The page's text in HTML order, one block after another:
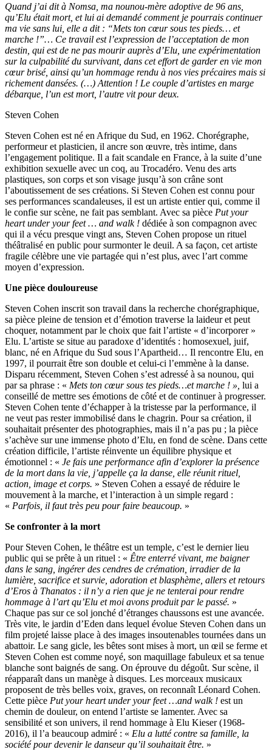
Quand j’ai dit à Nomsa, ma nounou-mère adoptive de 96 ans,
qu’Elu était mort, et lui ai demandé comment je pourrais continuer
ma vie sans lui, elle a dit : “Mets ton cœur sous tes pieds… et
marche !”… Ce travail est l’expression de l’acceptation de mon
destin, qui est de ne pas mourir auprès d’Elu, une expérimentation
sur la culpabilité du survivant, dans cet effort de garder en vie mon
cœur brisé, ainsi qu’un hommage rendu à nos vies précaires mais si
richement dansées. (…) Attention ! Le couple d’artistes en marge
débarque, l’un est mort, l’autre vit pour deux.
Steven Cohen
Steven Cohen est né en Afrique du Sud, en 1962. Chorégraphe,
performeur et plasticien, il ancre son œuvre, très intime, dans
l’engagement politique. Il a fait scandale en France, à la suite d’une
exhibition sexuelle avec un coq, au Trocadéro. Venu des arts
plastiques, son corps et son visage jusqu’à son crâne sont
l’aboutissement de ses créations. Si Steven Cohen est connu pour
ses performances scandaleuses, il est un artiste entier qui, comme il
le confie sur scène, ne fait pas semblant. Avec sa pièce Put your
heart under your feet … and walk ! dédiée à son compagnon avec
qui il a vécu presque vingt ans, Steven Cohen propose un rituel
théâtralisé en public pour surmonter le deuil. A sa façon, cet artiste
fragile célèbre une vie partagée qui n’est plus, avec l’art comme
moyen d’expression.
Une pièce douloureuse
Steven Cohen inscrit son travail dans la recherche chorégraphique,
sa pièce pleine de tension et d’émotion traverse la laideur et peut
choquer, notamment par le choix que fait l’artiste « d’incorporer »
Elu. L’artiste se situe au paradoxe d’identités : homosexuel, juif,
blanc, né en Afrique du Sud sous l’Apartheid… Il rencontre Elu, en
1997, il pourrait être son double et celui-ci l’emmène à la danse.
Disparu récemment, Steven Cohen s’est adressé à sa nounou, qui
par sa phrase : « Mets ton cœur sous tes pieds…et marche ! », lui a
conseillé de mettre ses émotions de côté et de continuer à progresser.
Steven Cohen tente d’échapper à la tristesse par la performance, il
ne veut pas rester immobilisé dans le chagrin. Pour sa création, il
souhaitait présenter des photographies, mais il n’a pas pu ; la pièce
s’achève sur une immense photo d’Elu, en fond de scène. Dans cette
création difficile, l’artiste réinvente un équilibre physique et
émotionnel : « Je fais une performance afin d’explorer la présence
de la mort dans la vie, j’appelle ça la danse, elle réunit rituel,
action, image et corps. » Steven Cohen a essayé de réduire le
mouvement à la marche, et l’interaction à un simple regard :
« Parfois, il faut très peu pour faire beaucoup. »
Se confronter à la mort
Pour Steven Cohen, le théâtre est un temple, c’est le dernier lieu
public qui se prête à un rituel : « Être enterré vivant, me baigner
dans le sang, ingérer des cendres de crémation, irradier de la
lumière, sacrifice et survie, adoration et blasphème, allers et retours
d’Eros à Thanatos : il n’y a rien que je ne tenterai pour rendre
hommage à l’art qu’Elu et moi avons produit par le passé. »
Chaque pas sur ce sol jonché d’étranges chaussons est une avancée.
Très vite, le jardin d’Eden dans lequel évolue Steven Cohen dans un
film projeté laisse place à des images insoutenables tournées dans un
abattoir. Le sang gicle, les bêtes sont mises à mort, un œil se ferme et
Steven Cohen est comme noyé, son maquillage fabuleux et sa tenue
blanche sont baignés de sang. On éprouve du dégoût. Sur scène, il
réapparaît dans un manège à disques. Les morceaux musicaux
proposent de très belles voix, graves, on reconnaît Léonard Cohen.
Cette pièce Put your heart under your feet …and walk ! est un
chemin de douleur, on entend l’artiste se lamenter. Avec sa
sensibilité et son univers, il rend hommage à Elu Kieser (1968-
2016), il l’a beaucoup admiré : « Elu a lutté contre sa famille, la
société pour devenir le danseur qu’il souhaitait être. »